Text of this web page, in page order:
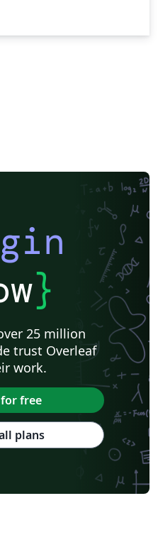
}
25 million
trust Overleaf
work.
free
plans